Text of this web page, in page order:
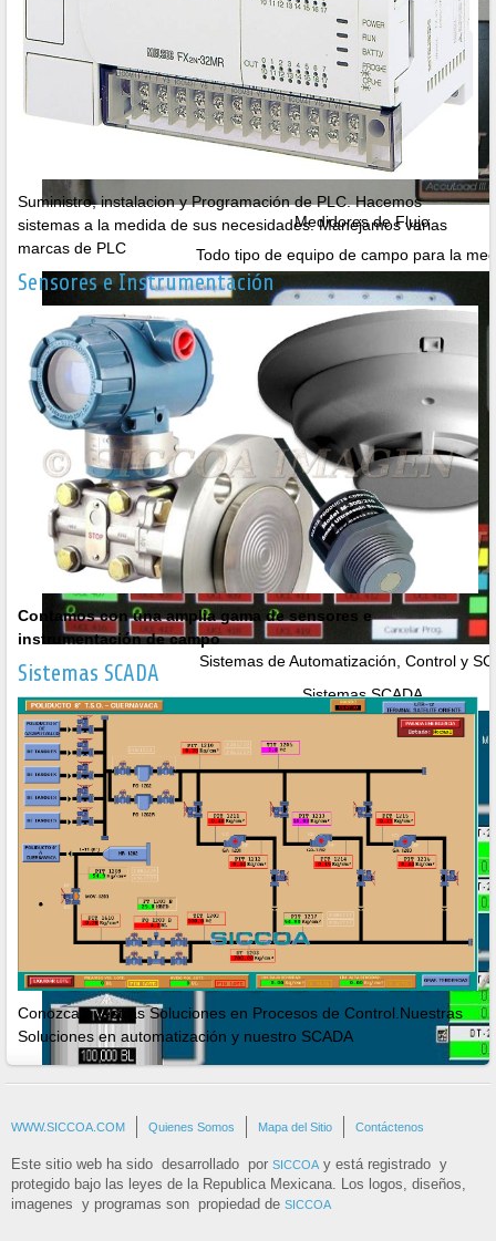
Medidores de Flujo
Todo tipo de equipo de campo para la
Sistemas de Automatización, Control y
Sistemas SCADA
Programación de SCADA y PLC
Suministro, instalacion y Programación de PLC. Hacemos
sistemas a la medida de sus necesidades. Manejamos varias
marcas de PLC
Sensores e Instrumentación
Contamos con una amplia gama de sensores e
instrumentación de campo
Sistemas SCADA
Conozca nuestras Soluciones en Procesos de Control.Nuestras
Soluciones en automatización y nuestro SCADA
WWW.SICCOA.COM Quienes Somos Mapa del Sitio Contáctenos
Este sitio web ha sido desarrollado por SICCOA y está registrado y
protegido bajo las leyes de la Republica Mexicana. Los logos, diseños,
imagenes y programas son propiedad de SICCOA